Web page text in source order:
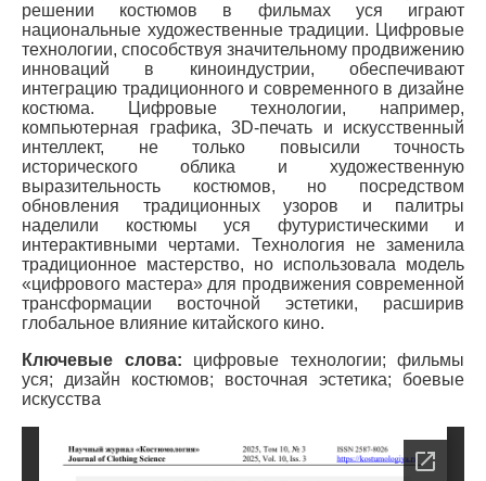
решении костюмов в фильмах уся играют
национальные художественные традиции. Цифровые
технологии, способствуя значительному продвижению
инноваций в киноиндустрии, обеспечивают
интеграцию традиционного и современного в дизайне
костюма. Цифровые технологии, например,
компьютерная графика, 3D-печать и искусственный
интеллект, не только повысили точность
исторического облика и художественную
выразительность костюмов, но посредством
обновления традиционных узоров и палитры
наделили костюмы уся футуристическими и
интерактивными чертами. Технология не заменила
традиционное мастерство, но использовала модель
«цифрового мастера» для продвижения современной
трансформации восточной эстетики, расширив
глобальное влияние китайского кино.
Ключевые слова: цифровые технологии; фильмы
уся; дизайн костюмов; восточная эстетика; боевые
искусства